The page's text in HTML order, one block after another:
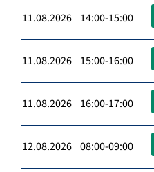
11.08.2026 14:00-15:00
11.08.2026 15:00-16:00
11.08.2026 16:00-17:00
12.08.2026 08:00-09:00